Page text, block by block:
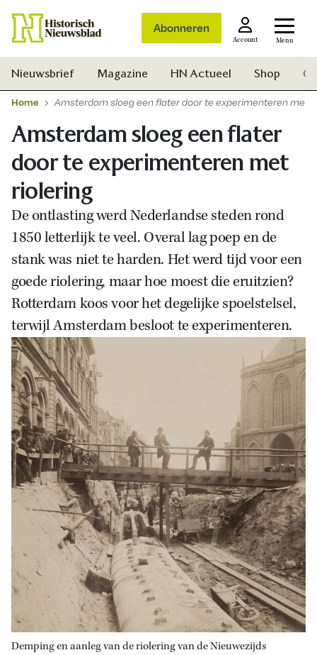
Abonneren
Account Menu
Zoek
Nieuwsbrief Magazine HN Actueel Shop
Home Amsterdam sloeg een flater door te experimenteren met
Amsterdam sloeg een flater
door te experimenteren met
riolering
De ontlasting werd Nederlandse steden rond
1850 letterlijk te veel. Overal lag poep en de
stank was niet te harden. Het werd tijd voor een
goede riolering, maar hoe moest die eruitzien?
Rotterdam koos voor het degelijke spoelstelsel,
terwijl Amsterdam besloot te experimenteren.
Demping en aanleg van de riolering van de Nieuwezijds